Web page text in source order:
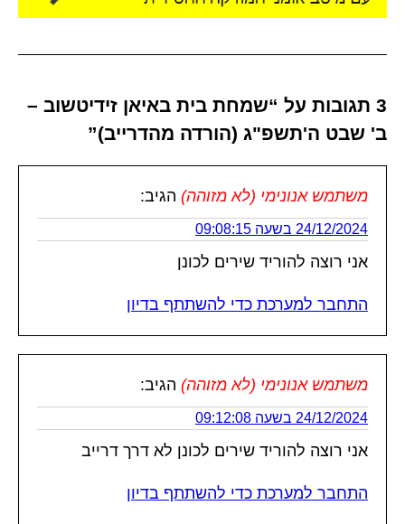
3 תגובות על “שמחת בית באיאן זידיטשוב –
ב' שבט ה'תשפ"ג (הורדה מהדרייב)”
משתמש אנונימי (לא מזוהה) הגיב:
24/12/2024 בשעה 09:08:15
אני רוצה להוריד שירים לכונן
התחבר למערכת כדי להשתתף בדיון
משתמש אנונימי (לא מזוהה) הגיב:
24/12/2024 בשעה 09:12:08
אני רוצה להוריד שירים לכונן לא דרך דרייב
התחבר למערכת כדי להשתתף בדיון